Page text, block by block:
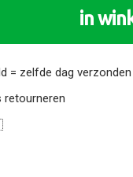
in
= zelfde dag verzonden
retourneren